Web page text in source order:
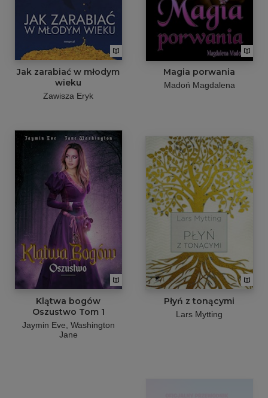
Jak zarabiać w młodym
wieku
Zawisza Eryk
Magia porwania
Madoń Magdalena
Klątwa bogów
Oszustwo Tom 1
Jaymin Eve, Washington
Jane
Płyń z tonącymi
Lars Mytting